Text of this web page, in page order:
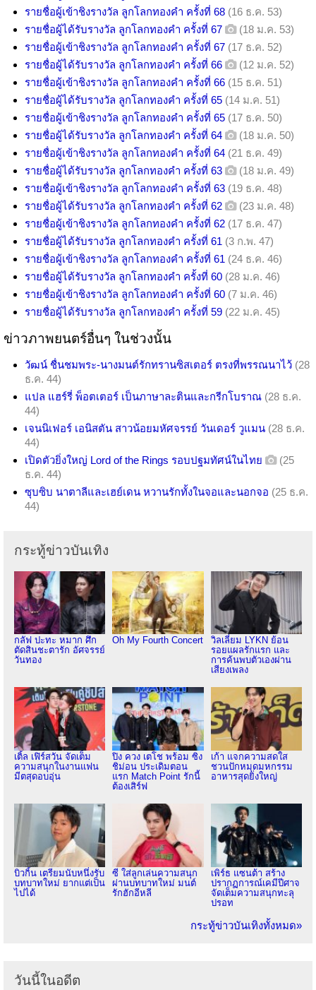
รายชื่อผู้เข้าชิงรางวัล ลูกโลกทองคำ ครั้งที่ 68 (16 ธ.ค. 53)
รายชื่อผู้ได้รับรางวัล ลูกโลกทองคำ ครั้งที่ 67
(18 ม.ค. 53)
รายชื่อผู้เข้าชิงรางวัล ลูกโลกทองคำ ครั้งที่ 67 (17 ธ.ค. 52)
รายชื่อผู้ได้รับรางวัล ลูกโลกทองคำ ครั้งที่ 66
(12 ม.ค. 52)
รายชื่อผู้เข้าชิงรางวัล ลูกโลกทองคำ ครั้งที่ 66 (15 ธ.ค. 51)
รายชื่อผู้ได้รับรางวัล ลูกโลกทองคำ ครั้งที่ 65 (14 ม.ค. 51)
รายชื่อผู้เข้าชิงรางวัล ลูกโลกทองคำ ครั้งที่ 65 (17 ธ.ค. 50)
รายชื่อผู้ได้รับรางวัล ลูกโลกทองคำ ครั้งที่ 64
(18 ม.ค. 50)
รายชื่อผู้เข้าชิงรางวัล ลูกโลกทองคำ ครั้งที่ 64 (21 ธ.ค. 49)
รายชื่อผู้ได้รับรางวัล ลูกโลกทองคำ ครั้งที่ 63
(18 ม.ค. 49)
รายชื่อผู้เข้าชิงรางวัล ลูกโลกทองคำ ครั้งที่ 63 (19 ธ.ค. 48)
รายชื่อผู้ได้รับรางวัล ลูกโลกทองคำ ครั้งที่ 62
(23 ม.ค. 48)
รายชื่อผู้เข้าชิงรางวัล ลูกโลกทองคำ ครั้งที่ 62 (17 ธ.ค. 47)
รายชื่อผู้ได้รับรางวัล ลูกโลกทองคำ ครั้งที่ 61 (3 ก.พ. 47)
รายชื่อผู้เข้าชิงรางวัล ลูกโลกทองคำ ครั้งที่ 61 (24 ธ.ค. 46)
รายชื่อผู้ได้รับรางวัล ลูกโลกทองคำ ครั้งที่ 60 (28 ม.ค. 46)
รายชื่อผู้เข้าชิงรางวัล ลูกโลกทองคำ ครั้งที่ 60 (7 ม.ค. 46)
รายชื่อผู้ได้รับรางวัล ลูกโลกทองคำ ครั้งที่ 59 (22 ม.ค. 45)
ข่าวภาพยนตร์อื่นๆ ในช่วงนั้น
วัฒน์ ชื่นชมพระ-นางมนต์รักทรานซิสเตอร์ ตรงที่พรรณนาไว้ (28
ธ.ค. 44)
แปล แฮร์รี่ พ็อตเตอร์ เป็นภาษาละตินและกรีกโบราณ (28 ธ.ค.
44)
เจนนิเฟอร์ เอนิสตัน สาวน้อยมหัศจรรย์ วันเดอร์ วูแมน (28 ธ.ค.
44)
เปิดตัวยิ่งใหญ่ Lord of the Rings รอบปฐมทัศน์ในไทย
(25
ธ.ค. 44)
ซุบซิบ นาตาลีและเฮย์เดน หวานรักทั้งในจอและนอกจอ (25 ธ.ค.
44)
กระทู้ข่าวบันเทิง
กลัฟ ปะทะ หมาก ศึก
ตัดสินชะตารัก อัศจรรย์
วันทอง
Oh My Fourth Concert
วิลเลี่ยม LYKN ย้อน
รอยแผลรักแรก และ
การค้นพบตัวเองผ่าน
เสียงเพลง
เติ้ล เฟิร์สวัน จัดเต็ม
ความสนุกในงานแฟน
มีตสุดอบอุ่น
ปิง ควง เตโช พร้อม ซิง
ชิม่อน ประเดิมตอน
แรก Match Point รักนี้
ต้องเสิร์ฟ
เก้า แจกความสดใส
ชวนปักหมุดมหกรรม
อาหารสุดยิ่งใหญ่
บิวกิ้น เตรียมนับหนึ่งรับ
บทบาทใหม่ ยากแต่เป็น
ไปได้
ซี ใส่ลูกเล่นความสนุก
ผ่านบทบาทใหม่ มนต์
รักฮักอีหลี
เพิร์ธ แซนต้า สร้าง
ปรากฏการณ์เคมีปีศาจ
จัดเต็มความสนุกทะลุ
ปรอท
กระทู้ข่าวบันเทิงทั้งหมด»
วันนี้ในอดีต